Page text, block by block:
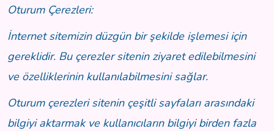
Oturum Çerezleri:
İnternet sitemizin düzgün bir şekilde işlemesi için
gereklidir. Bu çerezler sitenin ziyaret edilebilmesini
ve özelliklerinin kullanılabilmesini sağlar.
Oturum çerezleri sitenin çeşitli sayfaları arasındaki
bilgiyi aktarmak ve kullanıcıların bilgiyi birden fazla